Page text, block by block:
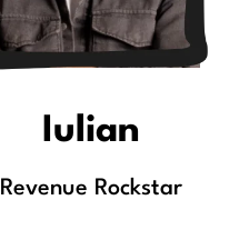
Iulian
Revenue Rockstar